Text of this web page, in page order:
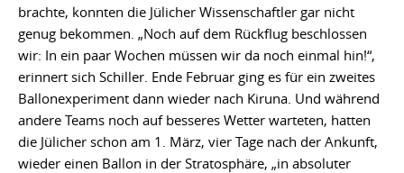
brachte, konnten die Jülicher Wissenschaftler gar nicht
genug bekommen. „Noch auf dem Rückflug beschlossen
wir: In ein paar Wochen müssen wir da noch einmal hin!“,
erinnert sich Schiller. Ende Februar ging es für ein zweites
Ballonexperiment dann wieder nach Kiruna. Und während
andere Teams noch auf besseres Wetter warteten, hatten
die Jülicher schon am 1. März, vier Tage nach der Ankunft,
wieder einen Ballon in der Stratosphäre, „in absoluter